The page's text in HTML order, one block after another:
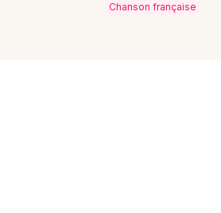
Chanson française